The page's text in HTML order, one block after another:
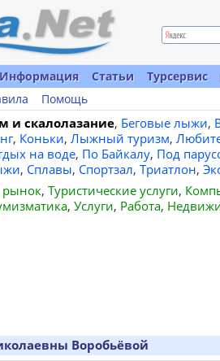
Информация Статьи Турсервис
Помощь
и скалолазание, Беговые лыжи,
, Коньки, Лыжный туризм,
на воде, По Байкалу, Под
, Сплавы, Спортзал, Триатлон,
, Туристические услуги,
, Услуги, Работа,
Воробьёвой